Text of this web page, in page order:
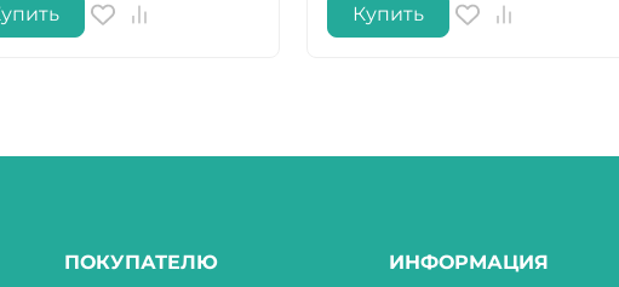
Купить
ПОКУПАТЕЛЮ
ИНФОРМАЦИЯ